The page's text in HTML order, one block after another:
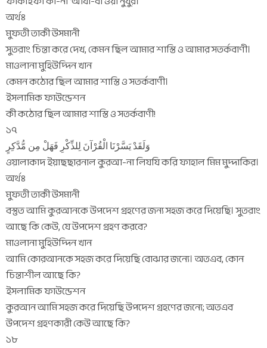
অর্থঃ
মুফতী তাকী উসমানী
সুতরাং চিন্তা করে দেখ, কেমন ছিল আমার শাস্তি ও আমার সতর্কবাণী।
মাওলানা মুহিউদ্দিন খান
কেমন কঠোর ছিল আমার শাস্তি ও সতর্কবাণী।
ইসলামিক ফাউন্ডেশন
কী কঠোর ছিল আমার শাস্তি ও সতর্কবাণী!
১৭
وَلَقَدْ يَسَّرْنَا الْقُرْآنَ لِلذِّكْرِ فَهَلْ مِن مُّدَّكِرٍ
ওয়ালাকাদ ইয়াছছারনাল কুরআ-না লিযযি করি ফাহাল মিম মুদ্দাকির।
অর্থঃ
মুফতী তাকী উসমানী
বস্তুত আমি কুরআনকে উপদেশ গ্রহণের জন্য সহজ করে দিয়েছি। সুতরাং
আছে কি কেউ, যে উপদেশ গ্রহণ করবে?
মাওলানা মুহিউদ্দিন খান
আমি কোরআনকে সহজ করে দিয়েছি বোঝার জন্যে। অতএব, কোন
চিন্তাশীল আছে কি?
ইসলামিক ফাউন্ডেশন
কুরআন আমি সহজ করে দিয়েছি উপদেশ গ্রহণের জন্যে; অতএব
উপদেশ গ্রহণকারী কেউ আছে কি?
১৮